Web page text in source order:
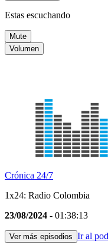
Estas escuchando
Mute
Volumen
Crónica 24/7
1x24: Radio Colombia
23/08/2024 - 01:38:13
Ver más episodios Ir al